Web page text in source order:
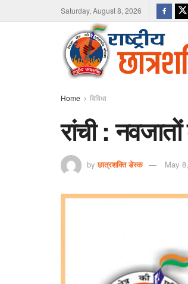
Saturday, August 8, 2026
Home विविधा
रांची :
by छात्रशक्ति डेस्क May